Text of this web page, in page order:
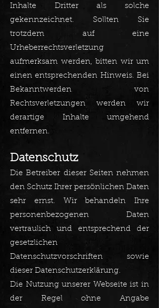
Inhalte Dritter als solche
gekennzeichnet. Sollten Sie
trotzdem auf eine
Urheberrechtsverletzung
aufmerksam werden, bitten wir um
einen entsprechenden Hinweis. Bei
Bekanntwerden von
Rechtsverletzungen werden wir
derartige Inhalte umgehend
entfernen.​
Datenschutz
Die Betreiber dieser Seiten nehmen
den Schutz Ihrer persönlichen Daten
sehr ernst. Wir behandeln Ihre
personenbezogenen Daten
vertraulich und entsprechend der
gesetzlichen
Datenschutzvorschriften sowie
dieser Datenschutzerklärung.
Die Nutzung unserer Webseite ist in
der Regel ohne Angabe